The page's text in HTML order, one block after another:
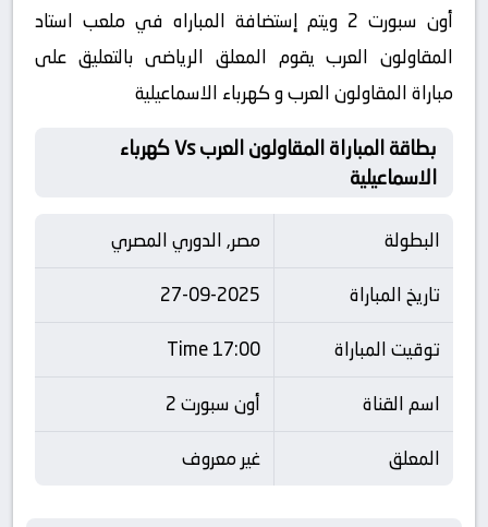
أون سبورت 2 ويتم إستضافة المباراه في ملعب استاد
المقاولون العرب يقوم المعلق الرياضى بالتعليق على
مباراة المقاولون العرب و كهرباء الاسماعيلية
بطاقة المباراة المقاولون العرب Vs كهرباء
الاسماعيلية
البطولة
مصر, الدوري المصري
تاريخ المباراة
27-09-2025
توقيت المباراة
17:00 Time
اسم القناة
أون سبورت 2
المعلق
غير معروف